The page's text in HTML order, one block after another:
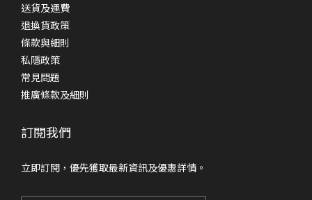
送貨及運費
退換貨政策
條款與細則
私隱政策
常見問題
推廣條款及細則
訂閱我們
立即訂閱，優先獲取最新資訊及優惠詳情。